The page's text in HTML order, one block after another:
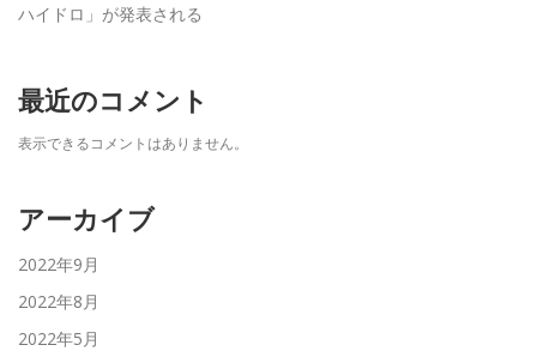
ハイドロ」が発表される
最近のコメント
表示できるコメントはありません。
アーカイブ
2022年9月
2022年8月
2022年5月